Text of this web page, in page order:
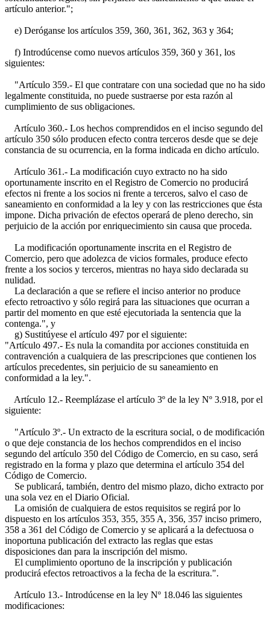
artículo anterior.";
e) Deróganse los artículos 359, 360, 361, 362, 363 y 364;
f) Introdúcense como nuevos artículos 359, 360 y 361, los
siguientes:
"Artículo 359.- El que contratare con una sociedad que no ha sido
legalmente constituida, no puede sustraerse por esta razón al
cumplimiento de sus obligaciones.
Artículo 360.- Los hechos comprendidos en el inciso segundo del
artículo 350 sólo producen efecto contra terceros desde que se deje
constancia de su ocurrencia, en la forma indicada en dicho artículo.
Artículo 361.- La modificación cuyo extracto no ha sido
oportunamente inscrito en el Registro de Comercio no producirá
efectos ni frente a los socios ni frente a terceros, salvo el caso de
saneamiento en conformidad a la ley y con las restricciones que ésta
impone. Dicha privación de efectos operará de pleno derecho, sin
perjuicio de la acción por enriquecimiento sin causa que proceda.
La modificación oportunamente inscrita en el Registro de
Comercio, pero que adolezca de vicios formales, produce efecto
frente a los socios y terceros, mientras no haya sido declarada su
nulidad.
La declaración a que se refiere el inciso anterior no produce
efecto retroactivo y sólo regirá para las situaciones que ocurran a
partir del momento en que esté ejecutoriada la sentencia que la
contenga.", y
g) Sustitúyese el artículo 497 por el siguiente:
"Artículo 497.- Es nula la comandita por acciones constituida en
contravención a cualquiera de las prescripciones que contienen los
artículos precedentes, sin perjuicio de su saneamiento en
conformidad a la ley.".
Artículo 12.- Reemplázase el artículo 3º de la ley Nº 3.918, por el
siguiente:
"Artículo 3º.- Un extracto de la escritura social, o de modificación
o que deje constancia de los hechos comprendidos en el inciso
segundo del artículo 350 del Código de Comercio, en su caso, será
registrado en la forma y plazo que determina el artículo 354 del
Código de Comercio.
Se publicará, también, dentro del mismo plazo, dicho extracto por
una sola vez en el Diario Oficial.
La omisión de cualquiera de estos requisitos se regirá por lo
dispuesto en los artículos 353, 355, 355 A, 356, 357 inciso primero,
358 a 361 del Código de Comercio y se aplicará a la defectuosa o
inoportuna publicación del extracto las reglas que estas
disposiciones dan para la inscripción del mismo.
El cumplimiento oportuno de la inscripción y publicación
producirá efectos retroactivos a la fecha de la escritura.".
Artículo 13.- Introdúcense en la ley Nº 18.046 las siguientes
modificaciones: